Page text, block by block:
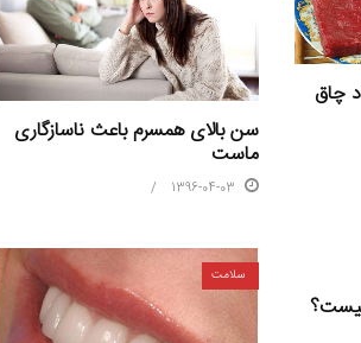
چاق
سن بالای همسرم باعث ناسازگاری
ماست
1396-04-03
سلامت